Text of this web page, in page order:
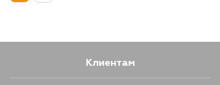
Клиентам